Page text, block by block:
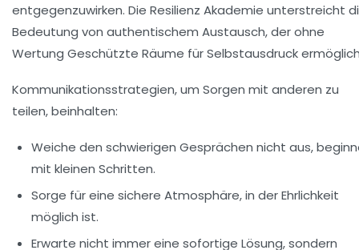
entgegenzuwirken. Die Resilienz Akademie unterstreicht
Bedeutung von authentischem Austausch, der ohne
Wertung Geschützte Räume für Selbstausdruck
Kommunikationsstrategien, um Sorgen mit anderen zu
teilen, beinhalten:
Weiche den schwierigen Gesprächen nicht aus,
mit kleinen Schritten.
Sorge für eine sichere Atmosphäre, in der Ehrlichkeit
möglich ist.
Erwarte nicht immer eine sofortige Lösung, sondern